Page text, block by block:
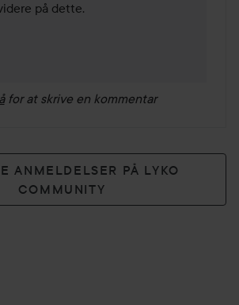
for at skrive en kommentar
ANMELDELSER PÅ LYKO
COMMUNITY